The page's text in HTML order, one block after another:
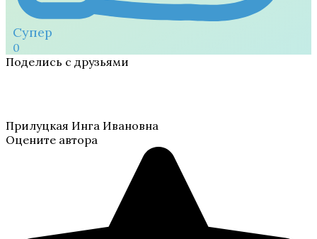
Супер
0
Поделись с друзьями
Прилуцкая Инга Ивановна
Оцените автора